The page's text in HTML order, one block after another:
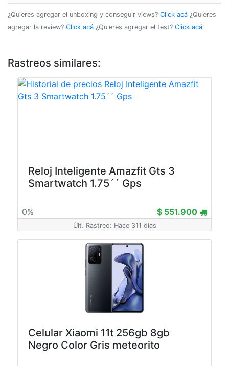
¿Quieres agregar el unboxing y conseguir views? Click acá ¿Quieres
agregar la review? Click acá ¿Quieres agregar el test? Click acá
Rastreos similares:
Reloj Inteligente Amazfit Gts 3
Smartwatch 1.75´´ Gps
0% $ 551.900
Últ. Rastreo: Hace 311 dias
Celular Xiaomi 11t 256gb 8gb
Negro Color Gris meteorito